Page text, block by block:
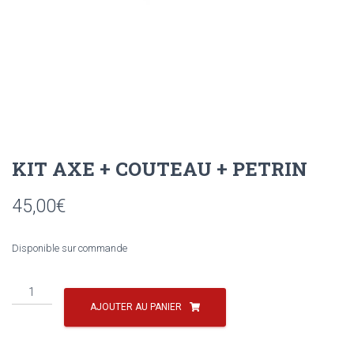
KIT AXE + COUTEAU + PETRIN
45,00€
Disponible sur commande
quantité
de
AJOUTER AU PANIER